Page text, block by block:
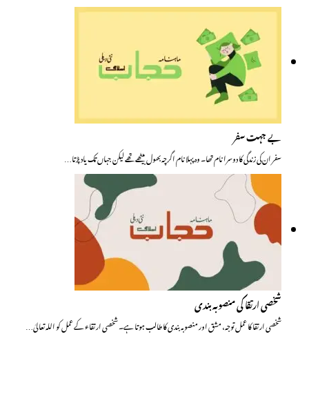
بے جہت سفر
سفر ان کی زندگی کا دوسرا نام تھا۔ وہ پہلا نام اگرچہ بھول بیٹھے تھے لیکن جہاں تک یاد پڑتا…
شخصی ارتقا کی منصوبہ بندی
شخصی ارتقا کا عمل توجہ، مشق اور منصوبہ بندی کا طالب ہوتا ہے۔ شخصی ارتقاء کے عمل کو اللہ تعالیٰ…